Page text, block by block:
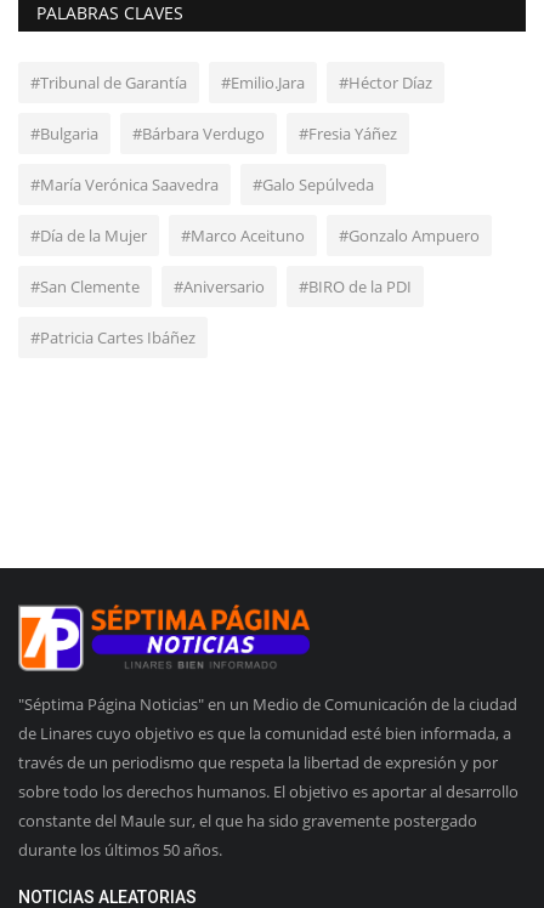
PALABRAS CLAVES
#Tribunal de Garantía #Emilio.Jara #Héctor Díaz
#Bulgaria #Bárbara Verdugo #Fresia Yáñez
#María Verónica Saavedra #Galo Sepúlveda
#Día de la Mujer #Marco Aceituno #Gonzalo Ampuero
#San Clemente #Aniversario #BIRO de la PDI
#Patricia Cartes Ibáñez
"Séptima Página Noticias" en un Medio de Comunicación de la ciudad
de Linares cuyo objetivo es que la comunidad esté bien informada, a
través de un periodismo que respeta la libertad de expresión y por
sobre todo los derechos humanos. El objetivo es aportar al desarrollo
constante del Maule sur, el que ha sido gravemente postergado
durante los últimos 50 años.
NOTICIAS ALEATORIAS